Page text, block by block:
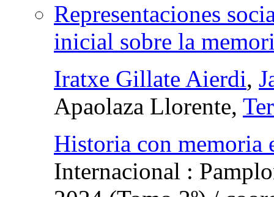
Representaciones
inicial sobre la
Iratxe Gillate Aierdi,
Apaolaza Llorente,
Historia con memoria
Internacional :